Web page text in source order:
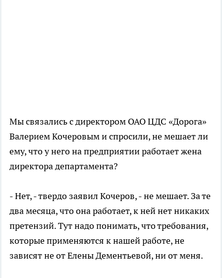
Мы связались с директором ОАО ЦДС «Дорога»
Валерием Кочеровым и спросили, не мешает ли
ему, что у него на предприятии работает жена
директора департамента?
- Нет, - твердо заявил Кочеров, - не мешает. За те
два месяца, что она работает, к ней нет никаких
претензий. Тут надо понимать, что требования,
которые применяются к нашей работе, не
зависят не от Елены Дементьевой, ни от меня.